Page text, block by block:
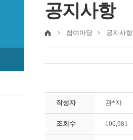
공지사항
참여마당 공지사항
작성자 관*자
조회수 106,981